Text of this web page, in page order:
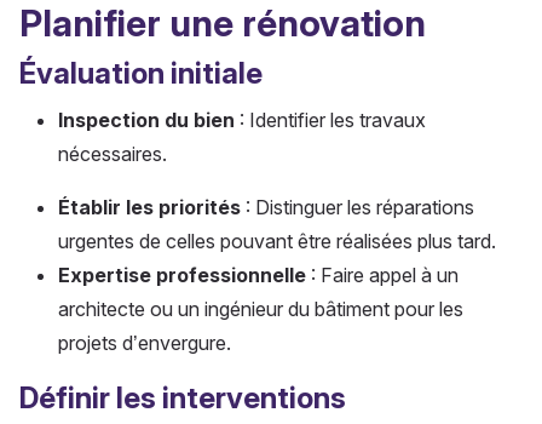
Planifier une rénovation
Évaluation initiale
Inspection du bien : Identifier les travaux
nécessaires.
Établir les priorités : Distinguer les réparations
urgentes de celles pouvant être réalisées plus tard.
Expertise professionnelle : Faire appel à un
architecte ou un ingénieur du bâtiment pour les
projets d’envergure.
Définir les interventions